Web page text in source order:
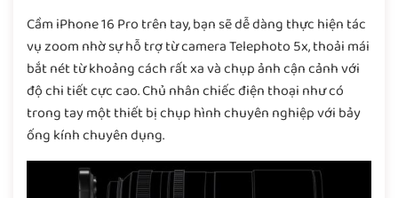
Cầm iPhone 16 Pro trên tay, bạn sẽ dễ dàng thực hiện tác
vụ zoom nhờ sự hỗ trợ từ camera Telephoto 5x, thoải mái
bắt nét từ khoảng cách rất xa và chụp ảnh cận cảnh với
độ chi tiết cực cao. Chủ nhân chiếc điện thoại như có
trong tay một thiết bị chụp hình chuyên nghiệp với bảy
ống kính chuyên dụng.